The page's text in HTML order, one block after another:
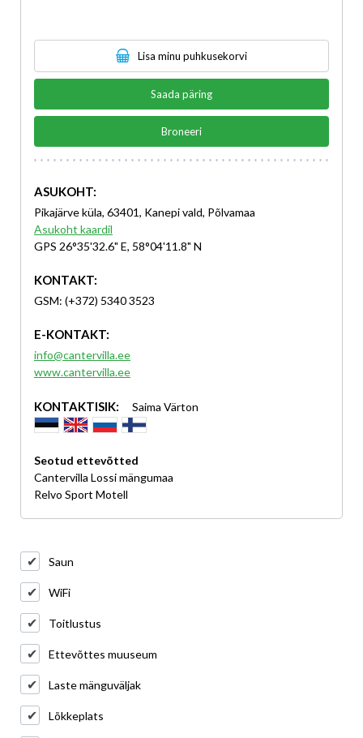
Lisa minu puhkusekorvi
Saada päring
Broneeri
ASUKOHT:
Pikajärve küla, 63401, Kanepi vald, Põlvamaa
Asukoht kaardil
GPS 26°35'32.6" E, 58°04'11.8" N
KONTAKT:
GSM: (+372) 5340 3523
E-KONTAKT:
info@cantervilla.ee
www.cantervilla.ee
KONTAKTISIK: Saima Värton
Seotud ettevõtted
Cantervilla Lossi mängumaa
Relvo Sport Motell
Saun
WiFi
Toitlustus
Ettevõttes muuseum
Laste mänguväljak
Lõkkeplats